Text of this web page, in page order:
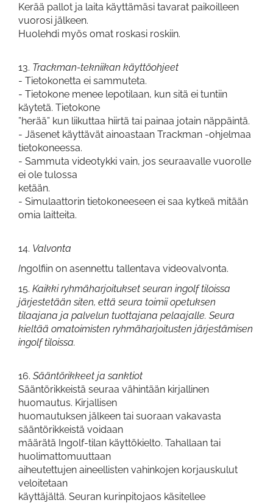
Kerää pallot ja laita käyttämäsi tavarat paikoilleen
vuorosi jälkeen.
Huolehdi myös omat roskasi roskiin.
13. Trackman-tekniikan käyttöohjeet
- Tietokonetta ei sammuteta.
- Tietokone menee lepotilaan, kun sitä ei tuntiin
käytetä. Tietokone
”herää” kun liikuttaa hiirtä tai painaa jotain näppäintä.
- Jäsenet käyttävät ainoastaan Trackman -ohjelmaa
tietokoneessa.
- Sammuta videotykki vain, jos seuraavalle vuorolle
ei ole tulossa
ketään.
- Simulaattorin tietokoneeseen ei saa kytkeä mitään
omia laitteita.
14. Valvonta
Ingolfiin on asennettu tallentava videovalvonta.
15. Kaikki ryhmäharjoitukset seuran ingolf tiloissa
järjestetään siten, että seura toimii opetuksen
tilaajana ja palvelun tuottajana pelaajalle. Seura
kieltää omatoimisten ryhmäharjoitusten järjestämisen
ingolf tiloissa.
16. Sääntörikkeet ja sanktiot
Sääntörikkeistä seuraa vähintään kirjallinen
huomautus. Kirjallisen
huomautuksen jälkeen tai suoraan vakavasta
sääntörikkeistä voidaan
määrätä Ingolf-tilan käyttökielto. Tahallaan tai
huolimattomuuttaan
aiheutettujen aineellisten vahinkojen korjauskulut
veloitetaan
käyttäjältä. Seuran kurinpitojaos käsitellee